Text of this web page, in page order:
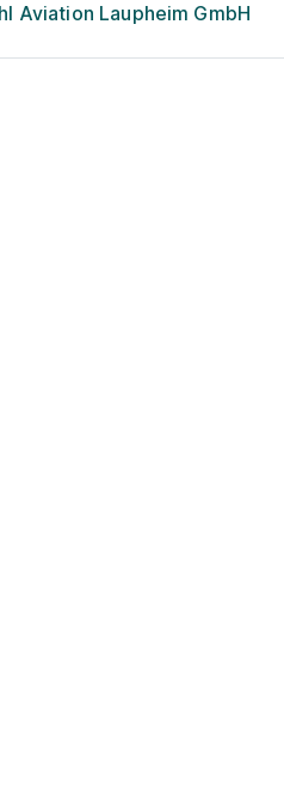
Aviation Laupheim GmbH